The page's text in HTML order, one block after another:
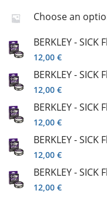
Μηχανισμοί
Πετονιές /
Ψάρεμα EGIING
Ψάρεμα
Ψάρεμα Fly
Choose an
BERKLEY -
12,00 €
BERKLEY -
12,00 €
BERKLEY -
12,00 €
BERKLEY -
12,00 €
BERKLEY -
12,00 €